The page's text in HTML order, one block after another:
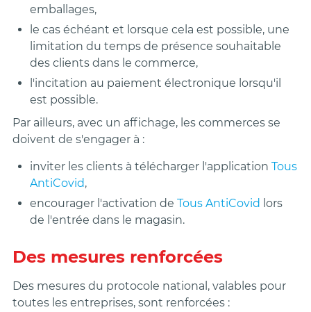
emballages,
le cas échéant et lorsque cela est possible, une
limitation du temps de présence souhaitable
des clients dans le commerce,
l'incitation au paiement électronique lorsqu'il
est possible.
Par ailleurs, avec un affichage, les commerces se
doivent de s'engager à :
inviter les clients à télécharger l'application Tous
AntiCovid,
encourager l'activation de Tous AntiCovid lors
de l'entrée dans le magasin.
Des mesures renforcées
Des mesures du protocole national, valables pour
toutes les entreprises, sont renforcées :